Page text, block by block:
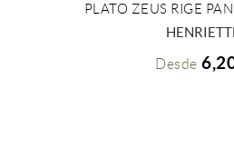
+ INFO
PLATO ZEUS RIGE
Desde